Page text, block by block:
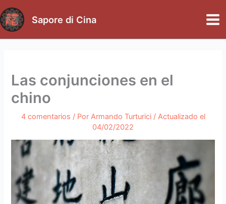
al
contenido
Sapore di Cina
Las conjunciones en el
chino
4 comentarios / Por Armando Turturici / Actualizado el
04/02/2022